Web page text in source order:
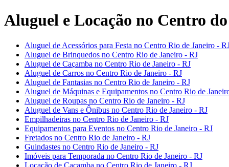
Aluguel e Locação no Centro
Aluguel de Acessórios para Festa no Centro Rio de Janeiro -
Aluguel de Brinquedos no Centro Rio de Janeiro - RJ
Aluguel de Caçamba no Centro Rio de Janeiro - RJ
Aluguel de Carros no Centro Rio de Janeiro - RJ
Aluguel de Fantasias no Centro Rio de Janeiro - RJ
Aluguel de Máquinas e Equipamentos no Centro Rio de
Aluguel de Roupas no Centro Rio de Janeiro - RJ
Aluguel de Vans e Ônibus no Centro Rio de Janeiro - RJ
Empilhadeiras no Centro Rio de Janeiro - RJ
Equipamentos para Eventos no Centro Rio de Janeiro - RJ
Fretados no Centro Rio de Janeiro - RJ
Guindastes no Centro Rio de Janeiro - RJ
Imóveis para Temporada no Centro Rio de Janeiro - RJ
Locação de Caçamba no Centro Rio de Janeiro - RJ